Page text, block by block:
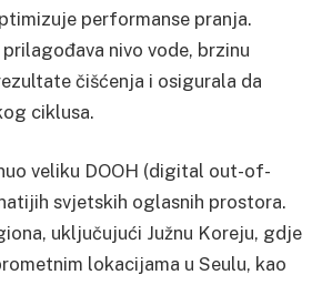
performanse pranja.
nivo vode, brzinu
čišćenja i osigurala da
ciklusa.
veliku DOOH (digital out-of-
svjetskih oglasnih prostora.
uključujući Južnu Koreju, gdje
lokacijama u Seulu, kao